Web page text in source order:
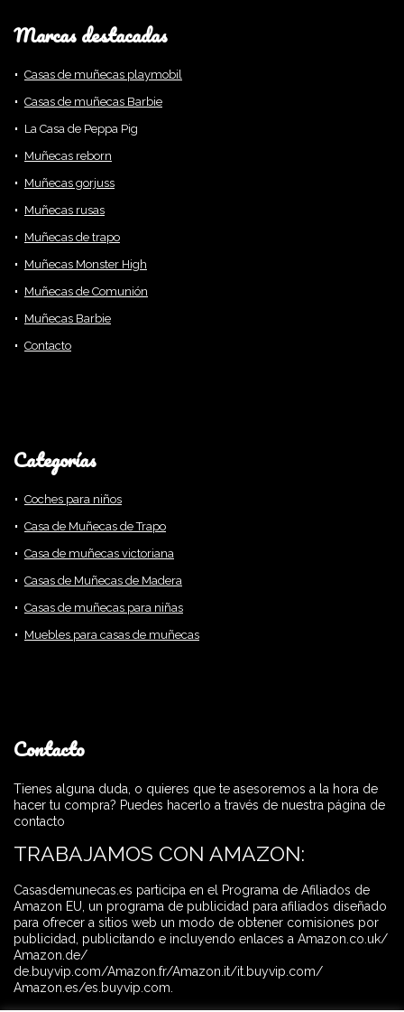
Marcas destacadas
Casas de muñecas playmobil
Casas de muñecas Barbie
La Casa de Peppa Pig
Muñecas reborn
Muñecas gorjuss
Muñecas rusas
Muñecas de trapo
Muñecas Monster High
Muñecas de Comunión
Muñecas Barbie
Contacto
Categorías
Coches para niños
Casa de Muñecas de Trapo
Casa de muñecas victoriana
Casas de Muñecas de Madera
Casas de muñecas para niñas
Muebles para casas de muñecas
Contacto
Tienes alguna duda, o quieres que te asesoremos a la hora de
hacer tu compra? Puedes hacerlo a través de nuestra página de
contacto
TRABAJAMOS CON AMAZON:
Casasdemunecas.es participa en el Programa de Afiliados de
Amazon EU, un programa de publicidad para afiliados diseñado
para ofrecer a sitios web un modo de obtener comisiones por
publicidad, publicitando e incluyendo enlaces a Amazon.co.uk/
Amazon.de/
de.buyvip.com/Amazon.fr/Amazon.it/it.buyvip.com/
Amazon.es/es.buyvip.com.